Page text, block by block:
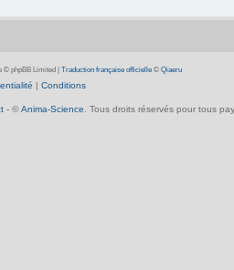
© phpBB Limited Traduction française officielle© Qiaeru
| Conditions
- © Anima-Science . Tous droits réservés pour tous